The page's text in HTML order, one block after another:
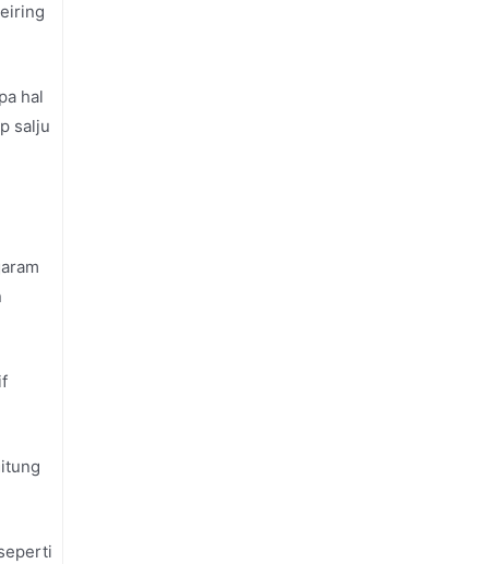
hal
salju